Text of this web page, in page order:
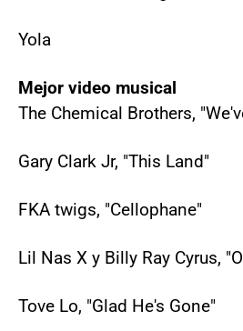
Yola
Mejor video musical
The Chemical Brothers,
Gary Clark Jr, "This Land"
FKA twigs, "Cellophane"
Lil Nas X y Billy Ray Cyrus,
Tove Lo, "Glad He's Gone"